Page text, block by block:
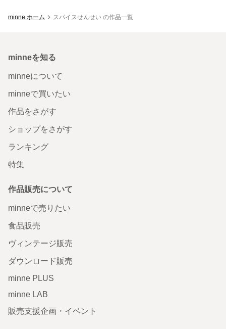
minne ホーム スパイスせんせい の作品一覧
minneを知る
minneについて
minneで買いたい
作品をさがす
ショップをさがす
ランキング
特集
作品販売について
minneで売りたい
食品販売
ヴィンテージ販売
ダウンロード販売
minne PLUS
minne LAB
販売支援企画・イベント